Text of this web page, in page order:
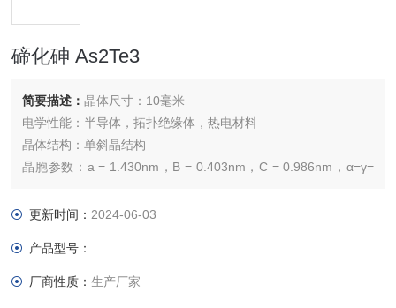
碲化砷 As2Te3
简要描述：晶体尺寸：10毫米
电学性能：半导体，拓扑绝缘体，热电材料
晶体结构：单斜晶结构
晶胞参数：a = 1.430nm，B = 0.403nm，C = 0.986nm，α=γ=
晶体类型：合成
表征方法：XRD、拉曼、EDX
更新时间： 2024-06-03
产品型号：
厂商性质：生产厂家